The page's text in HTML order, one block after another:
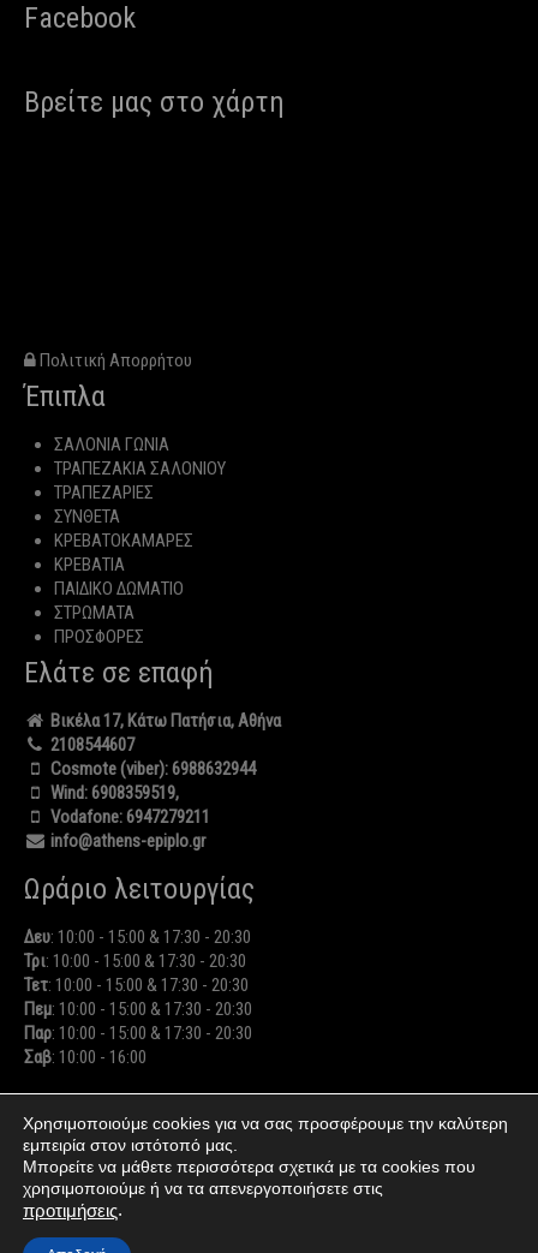
Facebook
Βρείτε μας στο χάρτη
Πολιτική Απορρήτου
Έπιπλα
ΣΑΛΟΝΙΑ ΓΩΝΙΑ
ΤΡΑΠΕΖΑΚΙΑ ΣΑΛΟΝΙΟΥ
ΤΡΑΠΕΖΑΡΙΕΣ
ΣΥΝΘΕΤΑ
ΚΡΕΒΑΤΟΚΑΜΑΡΕΣ
ΚΡΕΒΑΤΙΑ
ΠΑΙΔΙΚΟ ΔΩΜΑΤΙΟ
ΣΤΡΩΜΑΤΑ
ΠΡΟΣΦΟΡΕΣ
Ελάτε σε επαφή
Βικέλα 17, Κάτω Πατήσια, Αθήνα
2108544607
Cosmote (viber):6988632944
Wind:6908359519,
Vodafone:6947279211
info@athens-epiplo.gr
Ωράριο λειτουργίας
Δευ: 10:00 - 15:00 & 17:30 - 20:30
Τρι: 10:00 - 15:00 & 17:30 - 20:30
Τετ: 10:00 - 15:00 & 17:30 - 20:30
Πεμ: 10:00 - 15:00 & 17:30 - 20:30
Παρ: 10:00 - 15:00 & 17:30 - 20:30
Σαβ: 10:00 - 16:00
ΑΘΗΝΑΪΚΟ ΕΠΙΠΛΟ © 2026 Privacy Policywww.athens-epiplo.gr. All Rights Reserved.
Χρησιμοποιούμε cookies για να σας προσφέρουμε την καλύτερη
εμπειρία στον ιστότοπό μας.
Μπορείτε να μάθετε περισσότερα σχετικά με τα cookies που
χρησιμοποιούμε ή να τα απενεργοποιήσετε στις
προτιμήσεις.